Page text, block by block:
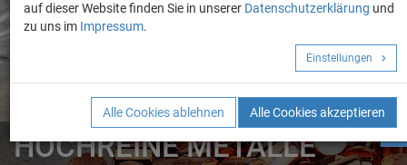
ELEMENTE
FORMEN
HOCHREINE METALLE
HOCHREINE METALLE
Angebot anfordern!
auf dieser Website finden Sie in unserer Datenschutzerklärung und
zu uns im Impressum.
Einstellungen
Alle Cookies ablehnen Alle Cookies akzeptieren